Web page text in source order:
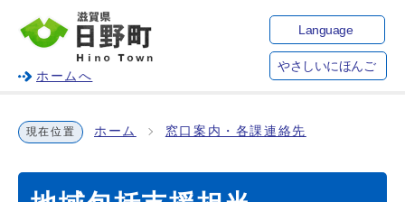
ホームへ
Language
やさしいにほんご
現在位置 ホーム 窓口案内・各課連絡先